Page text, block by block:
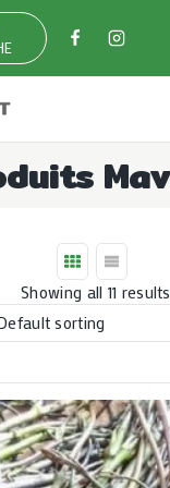
Showing all 11 results